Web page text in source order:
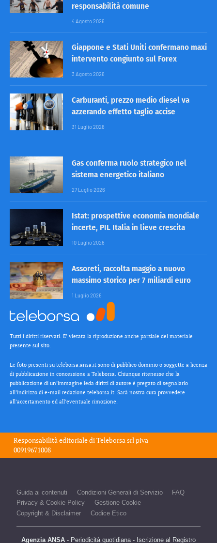
responsabilità comune
4 Agosto 2026
Giappone e Stati Uniti confermano maxi
intervento congiunto sul Forex
3 Agosto 2026
Carburanti, prezzo medio diesel va
azzerando effetto taglio accise
31 Luglio 2026
Gas conferma ruolo strategico nel
sistema energetico italiano
27 Luglio 2026
Istat: prospettive economia mondiale
incerte, PIL Italia in lieve crescita
10 Luglio 2026
Assoreti, raccolta maggio a nuovo
massimo storico per 7 miliardi euro
1 Luglio 2026
Tutti i diritti riservati. E’ vietata la riproduzione anche parziale del materiale
presente sul sito.
Le foto presenti su teleborsa.ansa.it sono di pubblico dominio o soggette a licenza
di pubblicazione in concessione a Teleborsa. Chiunque ritenesse che la
pubblicazione di un’immagine leda diritti di autore è pregato di segnalarlo
all’indirizzo di e-mail redazione teleborsa.it. Sarà nostra cura provvedere
all’accertamento ed all’eventuale rimozione.
Responsabilità editoriale diTeleborsa srlpiva
00919671008
Guida ai contenuti Condizioni Generali di Servizio
FAQ
Privacy & Cookie Policy
Gestione Cookie
Copyright & Disclaimer
Codice Etico
Agenzia ANSA - Periodicità quotidiana - Iscrizione al Registro